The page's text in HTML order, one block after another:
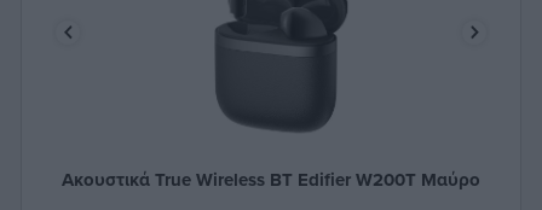
Ακουστικά True Wireless ΒΤ Edifier W200T Μαύρο